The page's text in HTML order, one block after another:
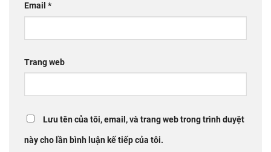
Email *
Trang web
Lưu tên của tôi, email, và trang web trong trình duyệt
này cho lần bình luận kế tiếp của tôi.